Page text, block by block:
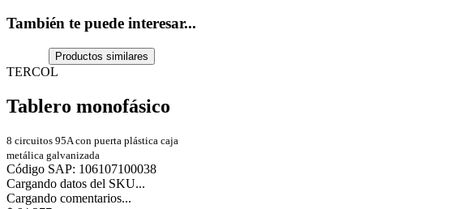
También te puede interesar...
Productos similares
TERCOL
Tablero monofásico
8 circuitos 95A con puerta plástica caja
metálica galvanizada
Código SAP: 106107100038
Cargando datos del SKU...
Cargando comentarios...